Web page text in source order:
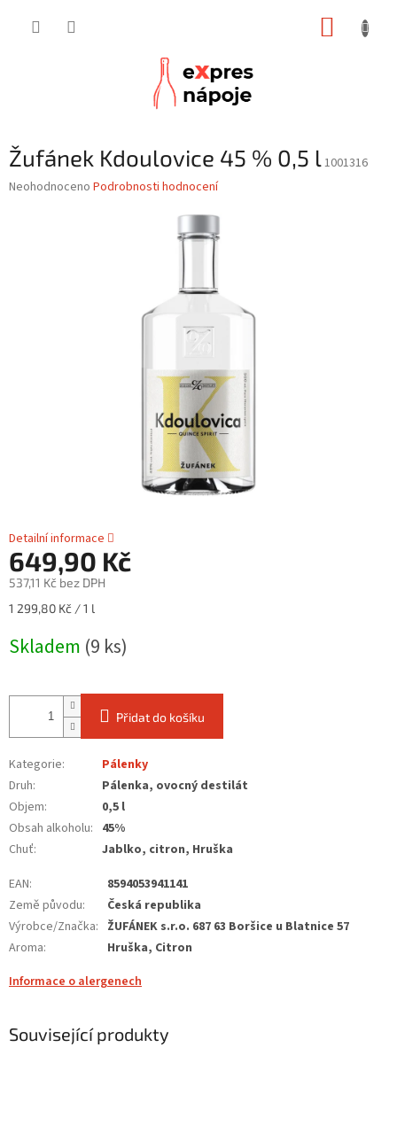
Žufánek Kdoulovice 45 % 0,5 l1001316
Průměrné
Neohodnoceno Podrobnosti hodnocení
Detailní informace
649,90 Kč
537,11 Kč bez DPH
Měrná
1 299,80 Kč / 1 l
Skladem (9 ks)
Přidat do košíku
Kategorie:
Pálenky
Druh:
Pálenka, ovocný destilát
Objem:
0,5 l
Obsah alkoholu: 45%
Chuť:
Jablko, citron, Hruška
EAN:
8594053941141
Země původu:
Česká republika
Výrobce/Značka: ŽUFÁNEK s.r.o. 687 63 Boršice u Blatnice 57
Aroma:
Hruška, Citron
Informace o alergenech
Související produkty